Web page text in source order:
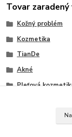
Tovar
Kožný problém
Kozmetika
TianDe
Akné
Pleťová